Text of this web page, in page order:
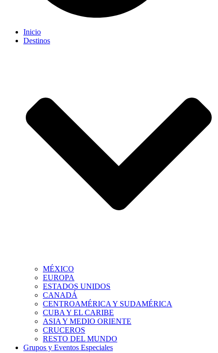
Inicio
Destinos
MÉXICO
EUROPA
ESTADOS UNIDOS
CANADÁ
CENTROAMÉRICA Y SUDAMÉRICA
CUBA Y EL CARIBE
ASIA Y MEDIO ORIENTE
CRUCEROS
RESTO DEL MUNDO
Grupos y Eventos Especiales